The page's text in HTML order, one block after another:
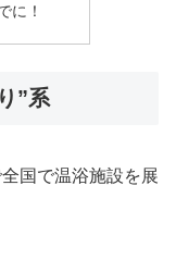
に！
”系
国で温浴施設を展